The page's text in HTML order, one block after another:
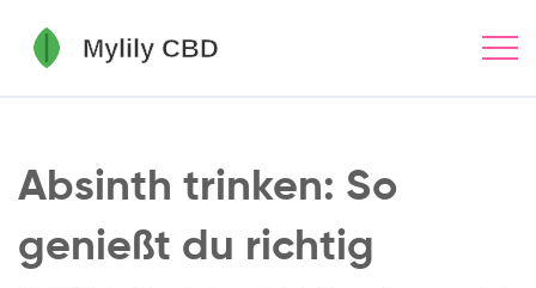
Absinth trinken: So
genießt du richtig